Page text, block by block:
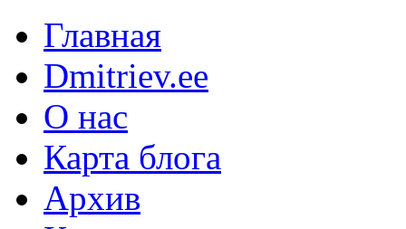
Главная
Dmitriev.ee
О нас
Карта блога
Архив